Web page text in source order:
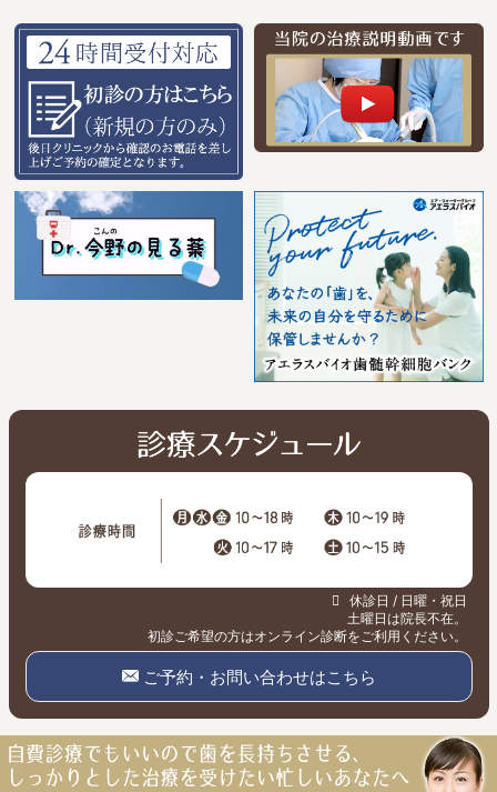
休診日 / 日曜・祝日
土曜日は院長不在。
初診ご希望の方はオンライン診断をご利用ください。
ご予約・お問い合わせはこちら